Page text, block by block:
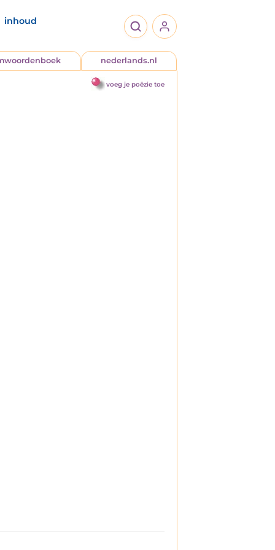
inhoud
nederlands.nl
voeg je poëzie toe